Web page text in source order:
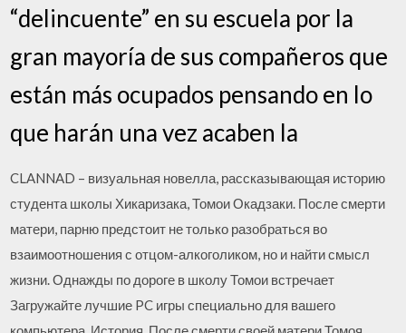
“delincuente” en su escuela por la
gran mayoría de sus compañeros que
están más ocupados pensando en lo
que harán una vez acaben la
CLANNAD – визуальная новелла, рассказывающая историю
студента школы Хикаризака, Томои Окадзаки. После смерти
матери, парню предстоит не только разобраться во
взаимоотношения с отцом-алкоголиком, но и найти смысл
жизни. Однажды по дороге в школу Томои встречает
Загружайте лучшие PC игры специально для вашего